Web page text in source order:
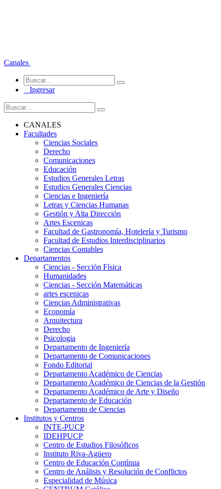
Canales
Ingresar
CANALES
Facultades
Ciencias Sociales
Derecho
Comunicaciones
Educación
Estudios Generales Letras
Estudios Generales Ciencias
Ciencias e Ingeniería
Letras y Ciencias Humanas
Gestión y Alta Dirección
Artes Escenicas
Facultad de Gastronomía, Hotelería y Turismo
Facultad de Estudios Interdisciplinarios
Ciencias Contables
Departamentos
Ciencias - Sección Física
Humanidades
Ciencias - Sección Matemáticas
artes escenicas
Ciencias Administrativas
Economía
Arquitectura
Derecho
Psicologia
Departamento de Ingeniería
Departamento de Comunicaciones
Fondo Editorial
Departamento Académico de Ciencias
Departamento Académico de Ciencias de la Gestión
Departamento Académico de Arte y Diseño
Departamento de Educación
Departamento de Ciencias
Institutos y Centros
INTE-PUCP
IDEHPUCP
Centro de Estudios Filosóficos
Instituto Riva-Agüero
Centro de Educación Contínua
Centro de Análisis y Resolución de Conflictos
Especialidad de Música